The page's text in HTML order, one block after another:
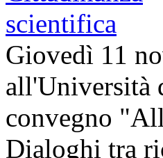
Giovedì 11
all'Università
convegno
Dialoghi tra